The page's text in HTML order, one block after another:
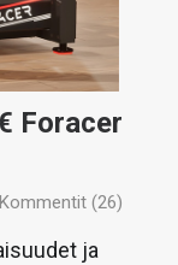
Foracer
Kommentit (26)
ja